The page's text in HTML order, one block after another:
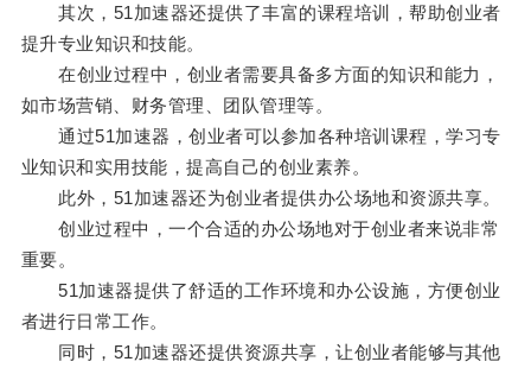
其次，51加速器还提供了丰富的课程培训，帮助创业者
提升专业知识和技能。
在创业过程中，创业者需要具备多方面的知识和能力，
如市场营销、财务管理、团队管理等。
通过51加速器，创业者可以参加各种培训课程，学习专
业知识和实用技能，提高自己的创业素养。
此外，51加速器还为创业者提供办公场地和资源共享。
创业过程中，一个合适的办公场地对于创业者来说非常
重要。
51加速器提供了舒适的工作环境和办公设施，方便创业
者进行日常工作。
同时，51加速器还提供资源共享，让创业者能够与其他